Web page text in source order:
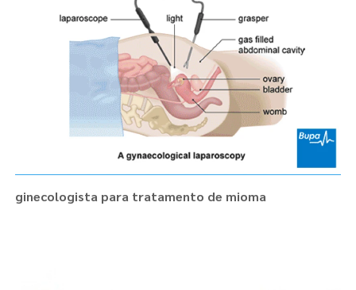
ginecologista para tratamento de mioma